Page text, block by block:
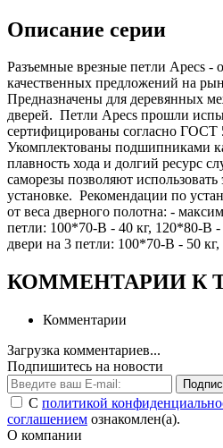
Описание серии
Разъемные врезные петли Apecs -
качественных предложений на
Предназначены для деревянных
дверей. Петли Apecs прошли
сертифицированы согласно ГОСТ
Укомплектованы подшипниками
плавность хода и долгий ресурс
саморезы позволяют
установке. Рекомендации по
от веса дверного полотна: -
петли: 100*70-B - 40 кг, 120*80-B
двери на 3 петли: 100*70-B - 50
КОММЕНТАРИИ К
Комментарии
Загрузка комментариев...
Подпишитесь на новости
С политикой
соглашением ознакомлен(а).
О компании